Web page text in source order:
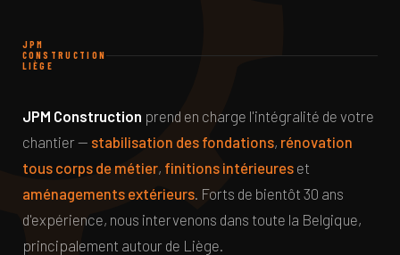
JPM
CONSTRUCTION
LIÈGE
JPM Construction prend en charge l'intégralité de votre
chantier — stabilisation des fondations, rénovation
tous corps de métier, finitions intérieureset
aménagements extérieurs. Forts de bientôt 30 ans
d'expérience, nous intervenons dans toute la Belgique,
principalement autour de Liège.